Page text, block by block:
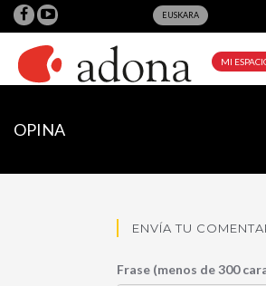
EUSKARA
MI
OPINA
ENVÍA TU
Frase (menos de 300